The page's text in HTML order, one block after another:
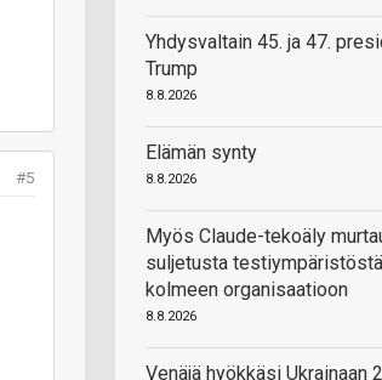
#5
Yhdysvaltain 45. ja 47.
Trump
8.8.2026
Elämän synty
8.8.2026
Myös Claude-tekoäly
suljetusta
kolmeen organisaatioon
8.8.2026
Venäjä hyökkäsi Ukrainaan